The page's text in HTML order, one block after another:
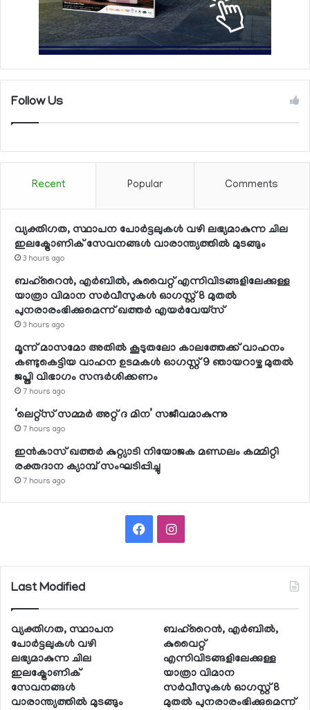
Follow Us
Recent Popular Comments
വ്യക്തിഗത, സ്ഥാപന പോര്‍ട്ടലുകള്‍ വഴി ലഭ്യമാകുന്ന ചില
ഇലക്ട്രോണിക് സേവനങ്ങള്‍ വാരാന്ത്യത്തില്‍ മുടങ്ങും
3 hours ago
ബഹ്റൈന്‍, എര്‍ബില്‍, കുവൈറ്റ് എന്നിവിടങ്ങളിലേക്കുള്ള
യാത്രാ വിമാന സര്‍വീസുകള്‍ ഓഗസ്റ്റ് 8 മുതല്‍
പുനരാരംഭിക്കുമെന്ന് ഖത്തര്‍ എയര്‍വേയ്സ്
3 hours ago
മൂന്ന് മാസമോ അതില്‍ കൂടുതലോ കാലത്തേക്ക് വാഹനം
കണ്ടുകെട്ടിയ വാഹന ഉടമകള്‍ ഓഗസ്റ്റ് 9 ഞായറാഴ്ച മുതല്‍
ജപ്തി വിഭാഗം സന്ദര്‍ശിക്കണം
7 hours ago
‘ലെറ്റ്‌സ് സമ്മര്‍ അറ്റ് ദ മിന’ സജീവമാകുന്നു
7 hours ago
ഇന്‍കാസ് ഖത്തര്‍ കുറ്റ്യാടി നിയോജക മണ്ഡലം കമ്മിറ്റി
രക്തദാന ക്യാമ്പ് സംഘടിപ്പിച്ചു
7 hours ago
FacebookInstagram
Last Modified
വ്യക്തിഗത, സ്ഥാപന
പോര്‍ട്ടലുകള്‍ വഴി
ലഭ്യമാകുന്ന ചില
ഇലക്ട്രോണിക്
സേവനങ്ങള്‍
വാരാന്ത്യത്തില്‍ മുടങ്ങും
ബഹ്റൈന്‍, എര്‍ബില്‍,
കുവൈറ്റ്
എന്നിവിടങ്ങളിലേക്കുള്ള
യാത്രാ വിമാന
സര്‍വീസുകള്‍ ഓഗസ്റ്റ് 8
മുതല്‍ പുനരാരംഭിക്കുമെന്ന്